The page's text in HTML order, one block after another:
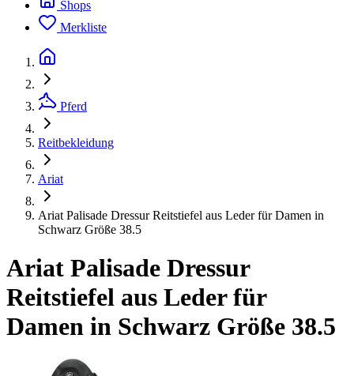
Shops
Merkliste
Pferd
Reitbekleidung
Ariat
Ariat Palisade Dressur Reitstiefel aus Leder für Damen in
Schwarz Größe 38.5
Ariat Palisade Dressur
Reitstiefel aus Leder für
Damen in Schwarz Größe 38.5